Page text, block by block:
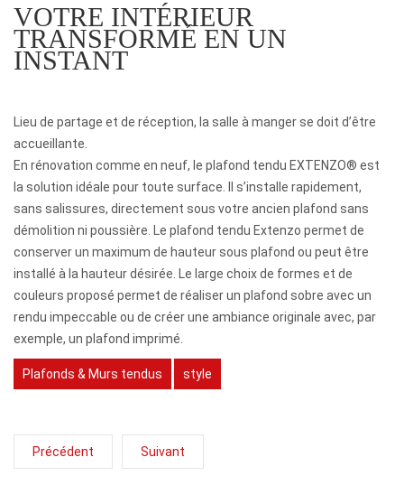
VOTRE INTÉRIEUR
TRANSFORMÉ EN UN
INSTANT
Lieu de partage et de réception, la salle à manger se doit d’être
accueillante.
En rénovation comme en neuf, le plafond tendu EXTENZO® est
la solution idéale pour toute surface. Il s’installe rapidement,
sans salissures, directement sous votre ancien plafond sans
démolition ni poussière. Le plafond tendu Extenzo permet de
conserver un maximum de hauteur sous plafond ou peut être
installé à la hauteur désirée. Le large choix de formes et de
couleurs proposé permet de réaliser un plafond sobre avec un
rendu impeccable ou de créer une ambiance originale avec, par
exemple, un plafond imprimé.
Plafonds & Murs tendus style
Précédent Suivant